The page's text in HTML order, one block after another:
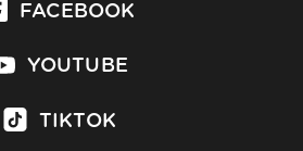
FACEBOOK
YOUTUBE
TIKTOK